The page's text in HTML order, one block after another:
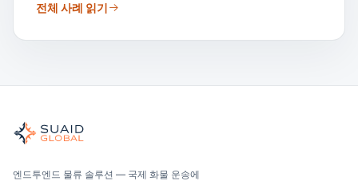
전체 사례 읽기
글로벌 해양, 항공, 육상, 통관 및 창고 관리를 위한 독립적인
해양, 항공 및 지상 — 운송업체 중립적으로 비교하고, 견적을
엔드투엔드 물류 솔루션 — 국제 화물 운송에